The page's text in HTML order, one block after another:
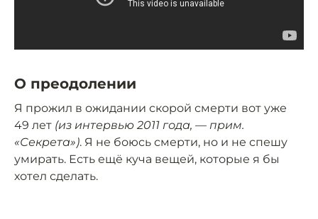
О преодолении
Я прожил в ожидании скорой смерти вот уже
49 лет (из интервью 2011 года, — прим.
«Секрета»). Я не боюсь смерти, но и не спешу
умирать. Есть ещё куча вещей, которые я бы
хотел сделать.